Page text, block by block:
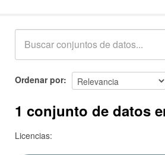
Acerca de
Ordenar por
1 conjunto de datos
Licencias: